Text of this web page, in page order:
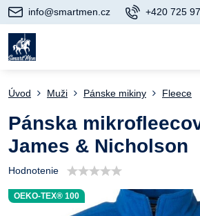
info@smartmen.cz +420 725
OEKO-TEX® 100
Úvod Muži Pánske mikiny Fleece
Pánska
James & Nicholson
Hodnotenie